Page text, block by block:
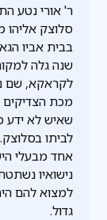
ר' אורי נטע
סלוצק
בבית אביו
שנה גלה
לקראקא, שם
מכת הצדיקים
שאיש לא ידע
לביתו
אחד מבעלי
נישואיו
למצוא להם
גדול.